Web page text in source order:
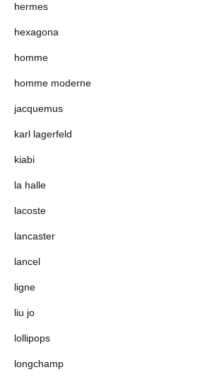
hermes
hexagona
homme
homme moderne
jacquemus
karl lagerfeld
kiabi
la halle
lacoste
lancaster
lancel
ligne
liu jo
lollipops
longchamp